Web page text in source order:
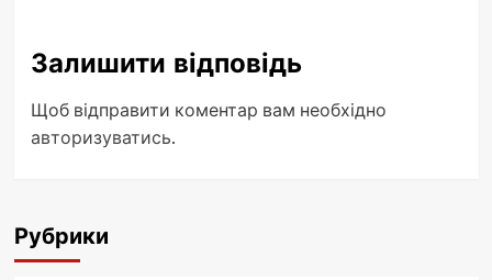
Залишити відповідь
Щоб відправити коментар вам необхідно
авторизуватись.
Рубрики